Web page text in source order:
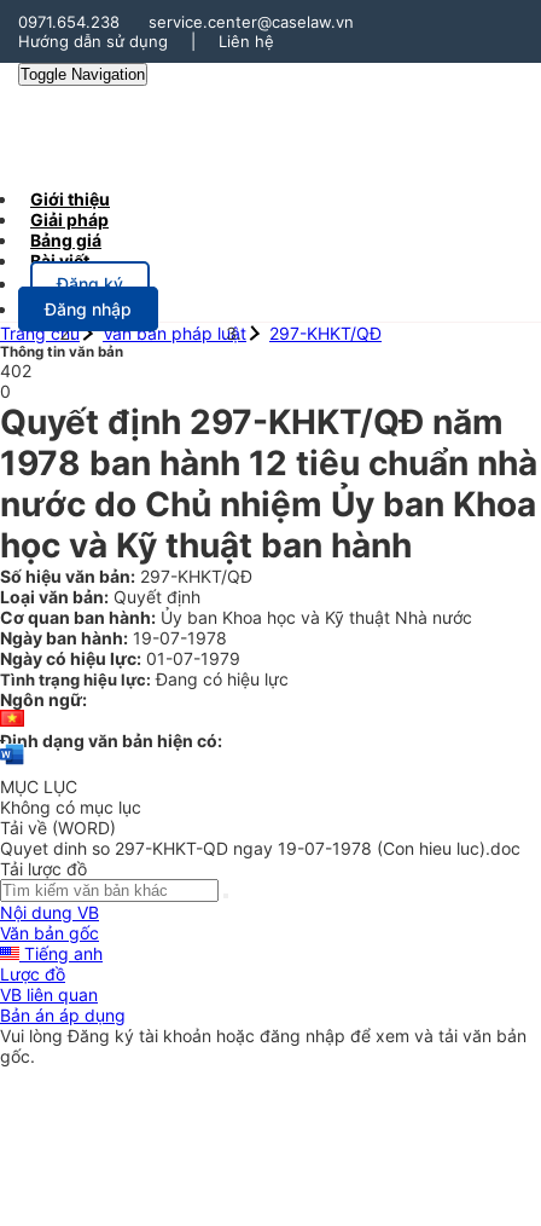
0971.654.238
service.center@caselaw.vn
Hướng dẫn sử dụng
Liên hệ
Toggle Navigation
Giới thiệu
Giải pháp
Bảng giá
Bài viết
Đăng ký
Đăng nhập
Trang chủ
Văn bản pháp luật 297-KHKT/QĐ
Thông tin văn bản
402
0
Quyết định 297-KHKT/QĐ năm
1978 ban hành 12 tiêu chuẩn nhà
nước do Chủ nhiệm Ủy ban Khoa
học và Kỹ thuật ban hành
Số hiệu văn bản: 297-KHKT/QĐ
Loại văn bản: Quyết định
Cơ quan ban hành: Ủy ban Khoa học và Kỹ thuật Nhà nước
Ngày ban hành: 19-07-1978
Ngày có hiệu lực: 01-07-1979
Tình trạng hiệu lực: Đang có hiệu lực
Ngôn ngữ:
Định dạng văn bản hiện có:
MỤC LỤC
Không có mục lục
Tải về (WORD)
Quyet dinh so 297-KHKT-QD ngay 19-07-1978 (Con hieu luc).doc
Tải lược đồ
Nội dung VB
Văn bản gốc
Tiếng anh
Lược đồ
VB liên quan
Bản án áp dụng
Vui lòngĐăng ký tài khoản hoặc đăng nhập để xem và tải văn bản
gốc.